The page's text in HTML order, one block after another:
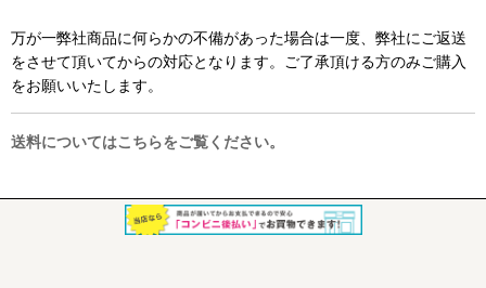
万が一弊社商品に何らかの不備があった場合は一度、弊社にご返送
をさせて頂いてからの対応となります。ご了承頂ける方のみご購入
をお願いいたします。
送料についてはこちらをご覧ください。